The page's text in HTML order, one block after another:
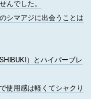
んでした。
シマアジに出会うことは
）とハイパーブレ
使用感は軽くてシャクり